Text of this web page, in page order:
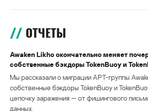
ОТЧЕТЫ
Awaken Likho окончательно меняет
собственные бэкдоры TokenBuoy и
Мы рассказали о миграции APT-группы
собственные бэкдоры TokenBuoy и
цепочку заражения — от фишингового
данных.